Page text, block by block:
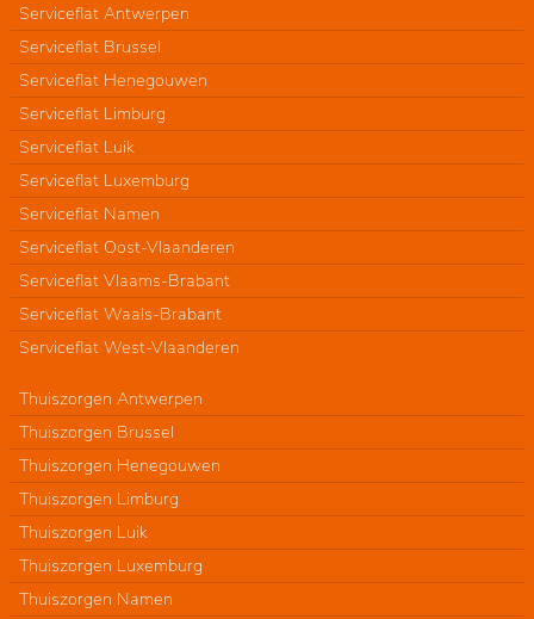
Serviceflat Antwerpen
Serviceflat Brussel
Serviceflat Henegouwen
Serviceflat Limburg
Serviceflat Luik
Serviceflat Luxemburg
Serviceflat Namen
Serviceflat Oost-Vlaanderen
Serviceflat Vlaams-Brabant
Serviceflat Waals-Brabant
Serviceflat West-Vlaanderen
Thuiszorgen Antwerpen
Thuiszorgen Brussel
Thuiszorgen Henegouwen
Thuiszorgen Limburg
Thuiszorgen Luik
Thuiszorgen Luxemburg
Thuiszorgen Namen